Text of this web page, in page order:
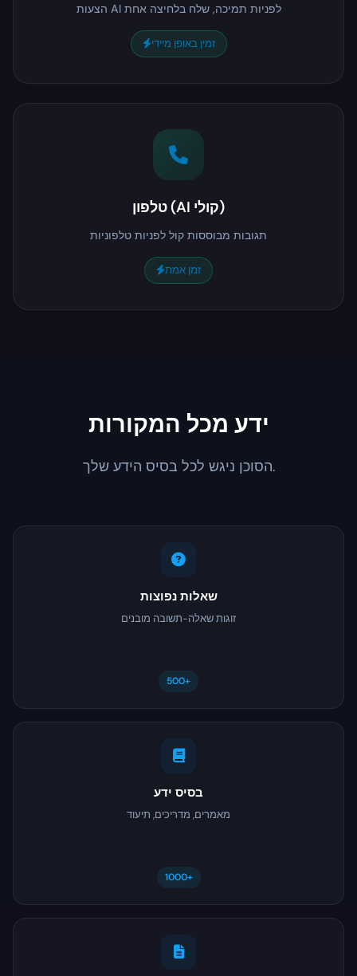
הצעות AI לפניות תמיכה, שלח בלחיצה אחת
זמין באופן מיידי
טלפון (AI קולי)
תגובות מבוססות קול לפניות טלפוניות
זמן אמת
ידע מכל המקורות
הסוכן ניגש לכל בסיס הידע שלך.
שאלות נפוצות
זוגות שאלה-תשובה מובנים
500+
בסיס ידע
מאמרים, מדריכים, תיעוד
1000+